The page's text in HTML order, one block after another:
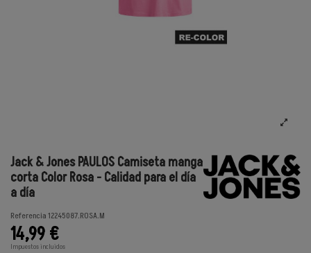
Jack & Jones PAULOS Camiseta manga
corta Color Rosa - Calidad para el día
a día
Referencia12245087.ROSA.M
14,99 €
Impuestos incluidos